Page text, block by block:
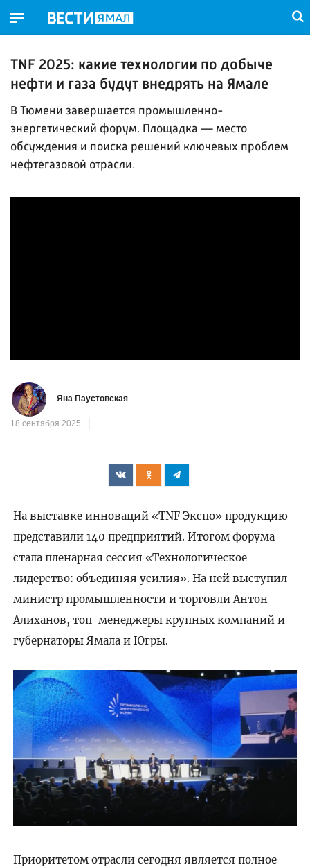
TNF 2025: какие технологии по добыче
нефти и газа будут внедрять на Ямале
В Тюмени завершается промышленно-
энергетический форум. Площадка — место
обсуждения и поиска решений ключевых проблем
нефтегазовой отрасли.
Яна Паустовская
18 сентября 2025
На выставке инноваций «TNF Экспо» продукцию
представили 140 предприятий. Итогом форума
стала пленарная сессия «Технологическое
лидерство: объединяя усилия». На ней выступил
министр промышленности и торговли Антон
Алиханов, топ-менеджеры крупных компаний и
губернаторы Ямала и Югры.
Приоритетом отрасли сегодня является полное